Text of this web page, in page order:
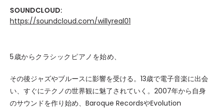
SOUNDCLOUD:
https://soundcloud.com/willyreal01
5歳からクラシックピアノを始め、
その後ジャズやブルースに影響を受ける。13歳で電子音楽に出会
い、すぐにテクノの世界観に魅了されていく。2007年から自身
のサウンドを作り始め、Baroque RecordsやEvolution